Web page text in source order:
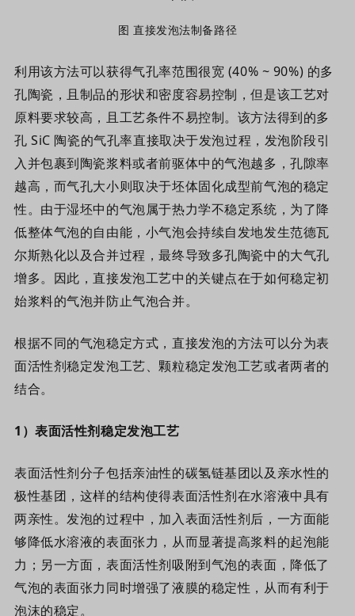
图 直接发泡法制备路径
利用该方法可以获得气孔率范围很宽 (40% ~ 90%) 的多
孔陶瓷，且制品的形状和密度容易控制，但是该工艺对
原料要求较高，且工艺条件不易控制。该方法得到的多
孔 SiC 陶瓷的气孔率直接取决于发泡过程，发泡阶段引
入并包裹到陶瓷浆料或者前驱体中的气泡越多，孔隙率
越高，而气孔大小则取决于坯体固化成型前气泡的稳定
性。由于湿坯中的气泡属于热力学不稳定系统，为了降
低整体气泡的自由能，小气泡会持续自发地发生范德瓦
尔斯熟化以及合并过程，最终导致多孔陶瓷中的大气孔
增多。因此，直接发泡工艺中的关键点在于如何稳定初
始浆料的气泡并防止气泡合并。
根据不同的气泡稳定方式，直接发泡的方法可以分为表
面活性剂稳定发泡工艺、颗粒稳定发泡工艺或者两者的
结合。
1 ）表面活性剂稳定发泡工艺
表面活性剂分子包括亲油性的碳氢链基团以及亲水性的
极性基团，这样的结构使得表面活性剂在水溶液中具有
两亲性。发泡的过程中，加入表面活性剂后，一方面能
够降低水溶液的表面张力，从而显著提高浆料的起泡能
力；另一方面，表面活性剂吸附到气泡的表面，降低了
气泡的表面张力同时增强了液膜的稳定性，从而有利于
泡沫的稳定。